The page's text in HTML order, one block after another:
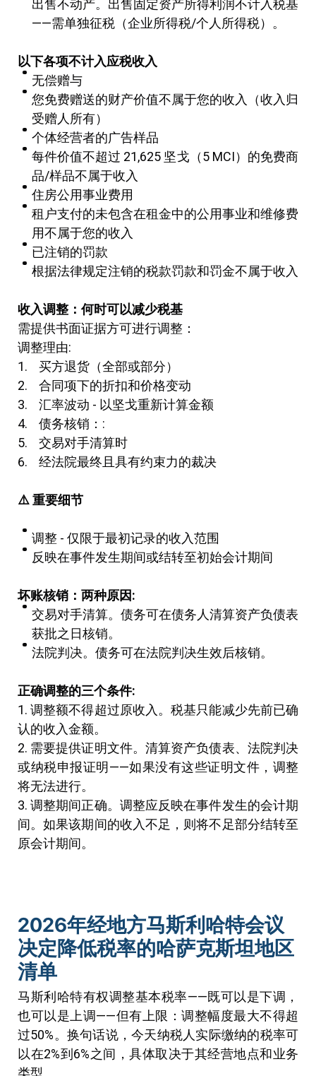
出售不动产。出售固定资产所得利润不计入税基
——需单独征税（企业所得税/个人所得税）。
以下各项不计入应税收入
无偿赠与
您免费赠送的财产价值不属于您的收入（收入归
受赠人所有）
个体经营者的广告样品
每件价值不超过 21,625 坚戈（5 MCI）的免费商
品/样品不属于收入
住房公用事业费用
租户支付的未包含在租金中的公用事业和维修费
用不属于您的收入
已注销的罚款
根据法律规定注销的税款罚款和罚金不属于收入
收入调整：何时可以减少税基
需提供书面证据方可进行调整：
调整理由:
买方退货（全部或部分）
合同项下的折扣和价格变动
汇率波动 - 以坚戈重新计算金额
债务核销：:
交易对手清算时
经法院最终且具有约束力的裁决
⚠重要细节
调整 - 仅限于最初记录的收入范围
反映在事件发生期间或结转至初始会计期间
坏账核销：两种原因:
交易对手清算。债务可在债务人清算资产负债表
获批之日核销。
法院判决。债务可在法院判决生效后核销。
正确调整的三个条件:
1. 调整额不得超过原收入。税基只能减少先前已确
认的收入金额。
2. 需要提供证明文件。清算资产负债表、法院判决
或纳税申报证明——如果没有这些证明文件，调整
将无法进行。
3. 调整期间正确。调整应反映在事件发生的会计期
间。如果该期间的收入不足，则将不足部分结转至
原会计期间。
2026年经地方马斯利哈特会议
决定降低税率的哈萨克斯坦地区
清单
马斯利哈特有权调整基本税率——既可以是下调，
也可以是上调——但有上限：调整幅度最大不得超
过50%。换句话说，今天纳税人实际缴纳的税率可
以在2%到6%之间，具体取决于其经营地点和业务